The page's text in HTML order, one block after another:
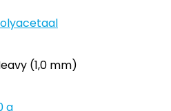
(1,0 mm)
g